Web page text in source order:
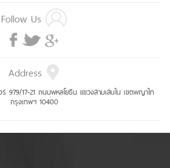
Follow Us
Address
979/17-21 ถนนพหลโยธิน แขวงสามเสนใน เขตพญาไท
กรุงเทพฯ 10400